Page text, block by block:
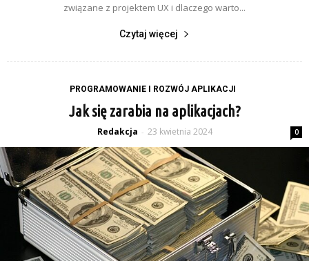
związane z projektem UX i dlaczego warto...
Czytaj więcej
PROGRAMOWANIE I ROZWÓJ APLIKACJI
Jak się zarabia na aplikacjach?
Redakcja - 23 kwietnia 2024 0